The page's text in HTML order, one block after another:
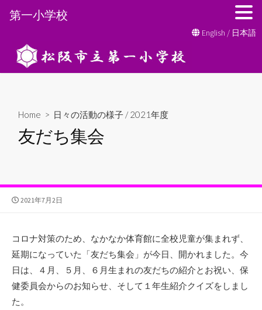
ン
English / 日本語
Home > 日々の活動の様子 /2021年度
友だち集会
公
2021年7月2日
コロナ対策のため、なかなか体育館に全校児童が集まれず、
延期になっていた「友だち集会」が今日、開かれました。今
日は、４月、５月、６月生まれの友だちの紹介とお祝い、保
健委員会からのお知らせ、そして１年生紹介クイズをしまし
た。
第一小学校